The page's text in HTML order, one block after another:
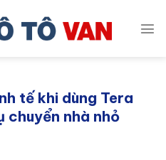
tế khi dùng Tera
chuyển nhà nhỏ